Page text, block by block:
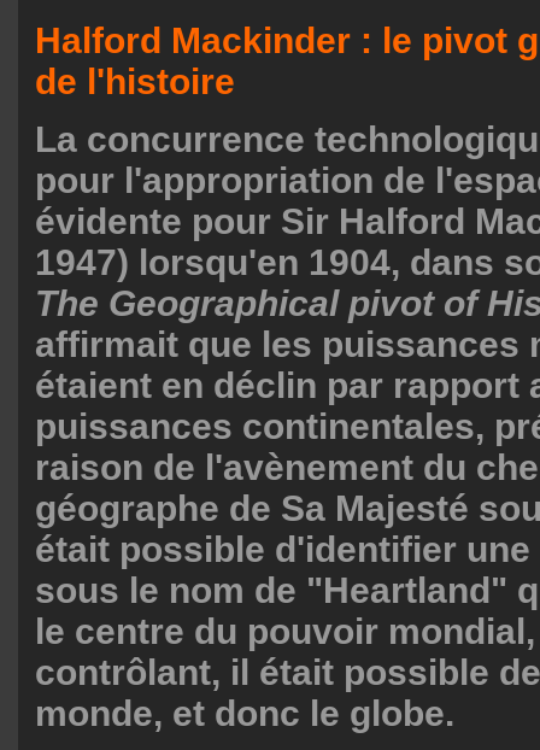
Halford Mackinder : le pivot
de l'histoire
La concurrence
pour l'appropriation de
évidente pour Sir Halford
1947) lorsqu'en 1904, dans
The Geographical pivot of
affirmait que les puissances
étaient en déclin par rapport
puissances continentales,
raison de l'avènement du
géographe de Sa Majesté
était possible d'identifier une
sous le nom de "Heartland"
le centre du pouvoir
contrôlant, il était possible
monde, et donc le globe.